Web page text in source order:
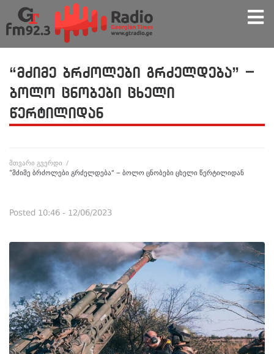
“მძიმე ბრძოლები გრძელდება” –
ბოლო ცნობები ცხელი
წერტილიდან
მთვარი გვერდი /
“მძიმე ბრძოლები გრძელდება” – ბოლო ცნობები ცხელი წერტილიდან
Posted 10:46 - 12/06/2023